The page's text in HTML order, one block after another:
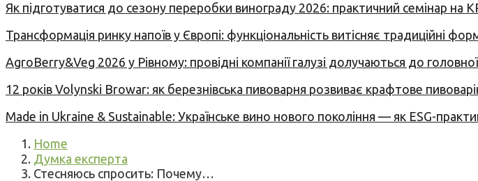
Як підготуватися до сезону переробки винограду 2026: практичний семінар на
Трансформація ринку напоїв у Європі: функціональність витісняє традиційні
AgroBerry&Veg 2026 у Рівному: провідні компанії галузі долучаються до
12 років Volynski Browar: як березнівська пивоварня розвиває крафтове
Made in Ukraine & Sustainable: Українське вино нового покоління — як ESG-
Home
Думка експерта
Стесняюсь спросить: Почему…